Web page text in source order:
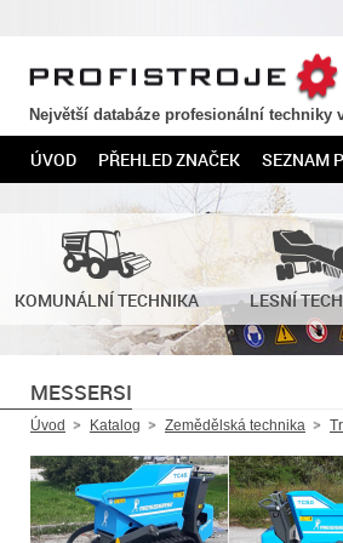
PROFISTROJE.CZ
Největší databáze profesionální techniky
ÚVOD PŘEHLED ZNAČEK SEZNAM
KOMUNÁLNÍ TECHNIKA LESNÍ
MESSERSI
Úvod Katalog Zemědělská technika